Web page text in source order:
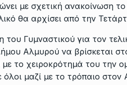
με σχετική ανακοίνωση
θα αρχίσει από την
Γυμναστικού για τον
Αλμυρού να βρίσκεται
το χειροκρότημά του την
όλοι μαζί με το τρόπαιο στον